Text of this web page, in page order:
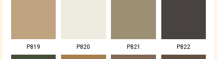
P819 P820 P821 P822